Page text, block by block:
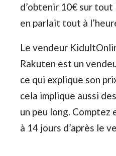
d’obtenir 10€ sur
en parlait tout à
Le vendeur
Rakuten est un
ce qui explique son
cela implique aussi
un peu long.
à 14 jours d’après le